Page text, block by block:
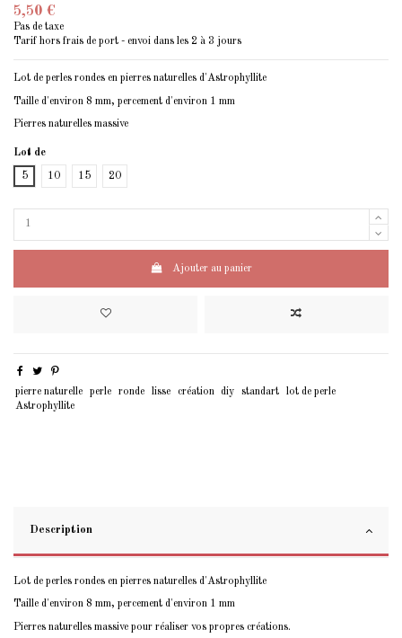
5,50 €
Pas de taxe
Tarif hors frais de port - envoi dans les 2 à 3 jours
Lot de perles rondes en pierres naturelles d'Astrophyllite
Taille d'environ 8 mm, percement d'environ 1 mm
Pierres naturelles massive
Lot de
5 10 15 20
Ajouter au panier
pierre naturelle perle ronde lisse création diy standart
lot de perle
Astrophyllite
Description
Lot de perles rondes en pierres naturelles d'Astrophyllite
Taille d'environ 8 mm, percement d'environ 1 mm
Pierres naturelles massive pour réaliser vos propres créations.